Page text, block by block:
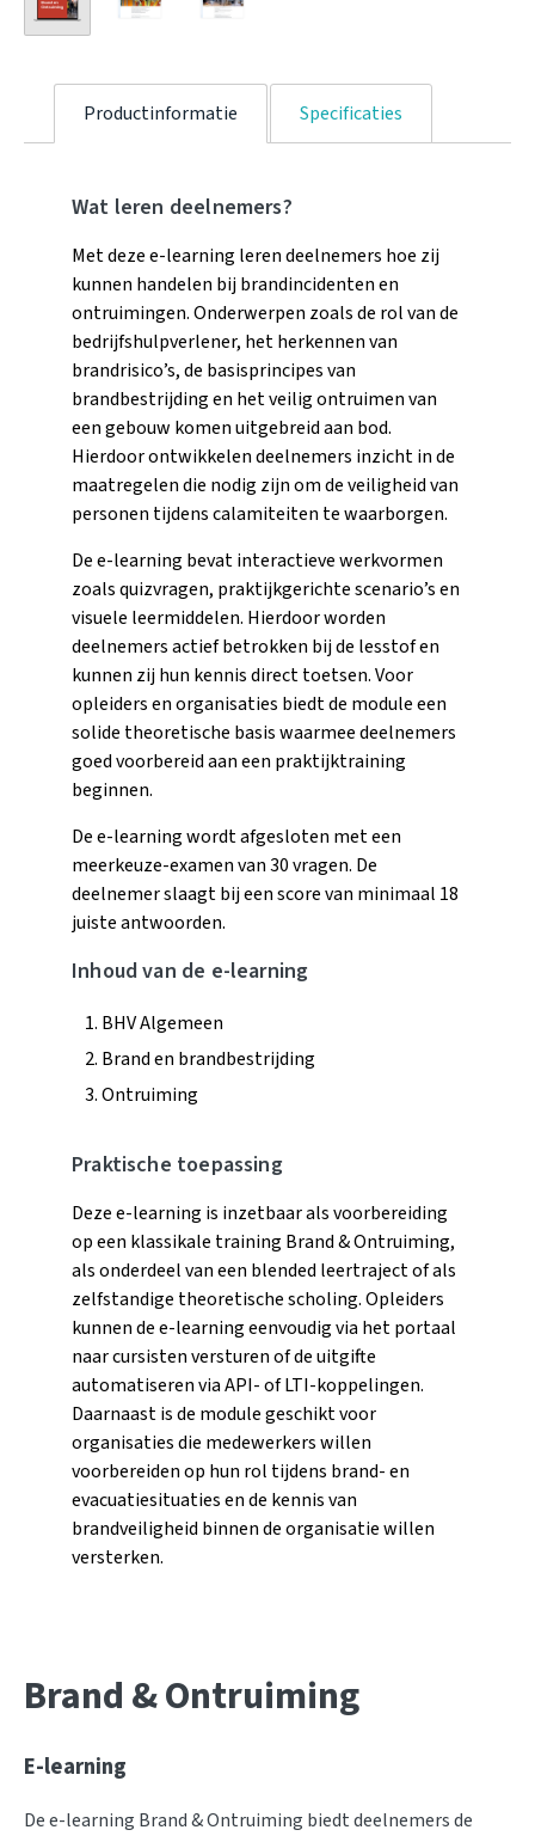
Productinformatie Specificaties
Wat leren deelnemers?
Met deze e-learning leren deelnemers hoe zij
kunnen handelen bij brandincidenten en
ontruimingen. Onderwerpen zoals de rol van de
bedrijfshulpverlener, het herkennen van
brandrisico’s, de basisprincipes van
brandbestrijding en het veilig ontruimen van
een gebouw komen uitgebreid aan bod.
Hierdoor ontwikkelen deelnemers inzicht in de
maatregelen die nodig zijn om de veiligheid van
personen tijdens calamiteiten te waarborgen.
De e-learning bevat interactieve werkvormen
zoals quizvragen, praktijkgerichte scenario’s en
visuele leermiddelen. Hierdoor worden
deelnemers actief betrokken bij de lesstof en
kunnen zij hun kennis direct toetsen. Voor
opleiders en organisaties biedt de module een
solide theoretische basis waarmee deelnemers
goed voorbereid aan een praktijktraining
beginnen.
De e-learning wordt afgesloten met een
meerkeuze-examen van 30 vragen. De
deelnemer slaagt bij een score van minimaal 18
juiste antwoorden.
Inhoud van de e-learning
BHV Algemeen
Brand en brandbestrijding
Ontruiming
Praktische toepassing
Deze e-learning is inzetbaar als voorbereiding
op een klassikale training Brand & Ontruiming,
als onderdeel van een blended leertraject of als
zelfstandige theoretische scholing. Opleiders
kunnen de e-learning eenvoudig via het portaal
naar cursisten versturen of de uitgifte
automatiseren via API- of LTI-koppelingen.
Daarnaast is de module geschikt voor
organisaties die medewerkers willen
voorbereiden op hun rol tijdens brand- en
evacuatiesituaties en de kennis van
brandveiligheid binnen de organisatie willen
versterken.
Brand & Ontruiming
E-learning
De e-learning Brand & Ontruiming biedt deelnemers de